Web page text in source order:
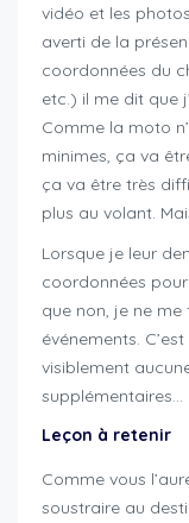
vidéo et les
averti de la
coordonnées du
etc.) il me dit que
Comme la moto
minimes, ça va
ça va être très
plus au volant.
Lorsque je leur
coordonnées
que non, je ne me
événements.
visiblement
supplémentaires…
Leçon à retenir
Comme vous
soustraire au